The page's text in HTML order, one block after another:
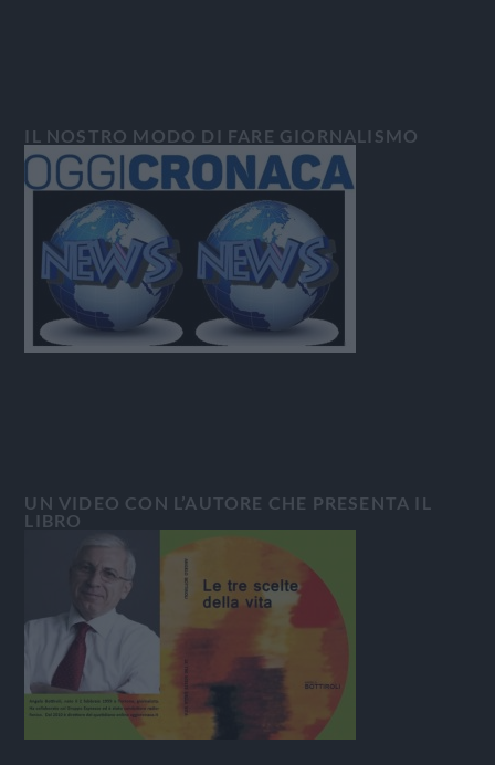
IL NOSTRO MODO DI FARE GIORNALISMO
UN VIDEO CON L’AUTORE CHE PRESENTA IL
LIBRO